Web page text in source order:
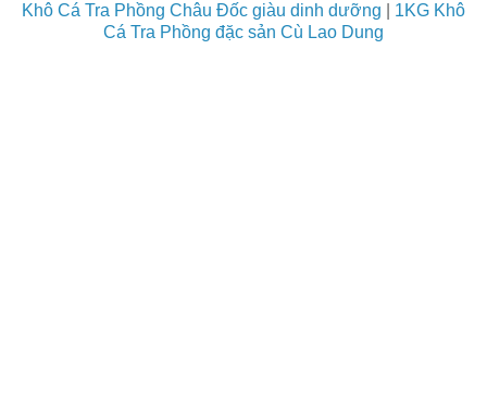
Khô Cá Tra Phồng Châu Đốc giàu dinh dưỡng
1KG Khô
Cá Tra Phồng đặc sản Cù Lao Dung